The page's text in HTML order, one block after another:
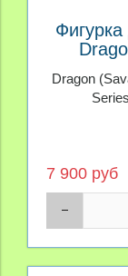
Dragon
7 900 руб